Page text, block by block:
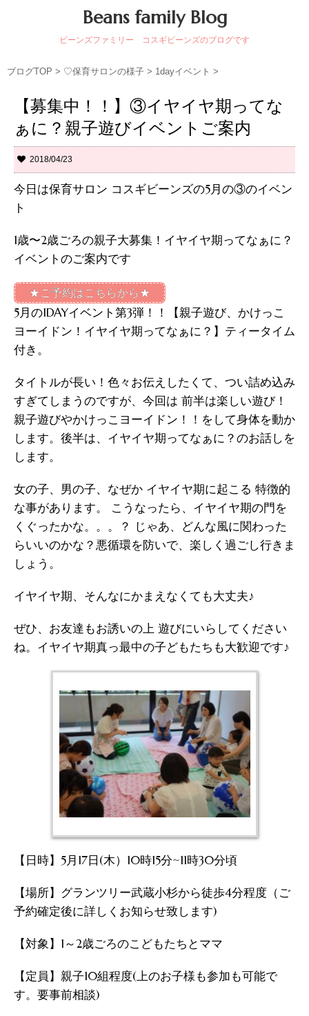
Beans family Blog
ビーンズファミリー コスギビーンズのブログです
ブログTOP > ♡保育サロンの様子 > 1dayイベント >
【募集中！！】③イヤイヤ期ってな
ぁに？親子遊びイベントご案内
2018/04/23
今日は保育サロン コスギビーンズの5月の③のイベン
ト
1歳〜2歳ごろの親子大募集！イヤイヤ期ってなぁに？
イベントのご案内です
★ご予約はこちらから★
5月の1DAYイベント第3弾！！【親子遊び、かけっこ
ヨーイドン！イヤイヤ期ってなぁに？】ティータイム
付き。
タイトルが長い！色々お伝えしたくて、つい詰め込み
すぎてしまうのですが、今回は 前半は楽しい遊び！
親子遊びやかけっこヨーイドン！！をして身体を動か
します。後半は、イヤイヤ期ってなぁに？のお話しを
します。
女の子、男の子、なぜか イヤイヤ期に起こる 特徴的
な事があります。 こうなったら、イヤイヤ期の門を
くぐったかな。。。？ じゃあ、どんな風に関わった
らいいのかな？悪循環を防いで、楽しく過ごし行きま
しょう。
イヤイヤ期、そんなにかまえなくても大丈夫♪
ぜひ、お友達もお誘いの上 遊びにいらしてください
ね。イヤイヤ期真っ最中の子どもたちも大歓迎です♪
【日時】5月17日(木）10時15分~11時30分頃
【場所】グランツリー武蔵小杉から徒歩4分程度（ご
予約確定後に詳しくお知らせ致します)
【対象】1～2歳ごろのこどもたちとママ
【定員】親子10組程度(上のお子様も参加も可能で
す。要事前相談)